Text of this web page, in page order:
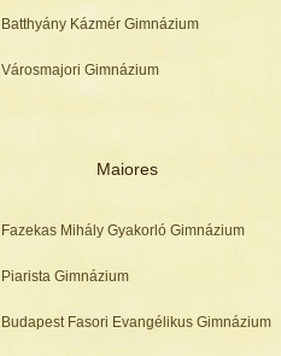
Batthyány Kázmér Gimnázium
Városmajori Gimnázium
Maiores
Fazekas Mihály Gyakorló Gimnázium
Piarista Gimnázium
Budapest Fasori Evangélikus Gimnázium